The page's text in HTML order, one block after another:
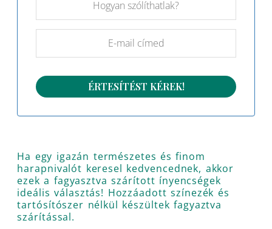
Ha egy igazán természetes és finom
harapnivalót keresel kedvencednek, akkor
ezek a fagyasztva szárított ínyencségek
ideális választás! Hozzáadott színezék és
tartósítószer nélkül készültek fagyaztva
szárítással.